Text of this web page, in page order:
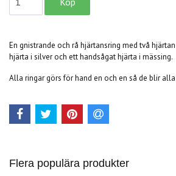
En gnistrande och rå hjärtansring med två
hjärta i silver och ett handsågat hjärta i mässing.
Alla ringar görs för hand en och en så de blir
Flera populära produkter